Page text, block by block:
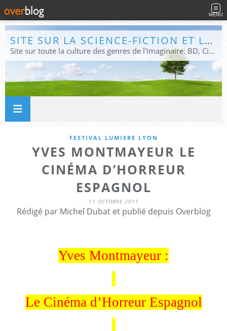
MENU
SITE SUR LA SCIENCE-FICTION ET LE FANTASTIQUE
Site sur toute la culture des genres de l'imaginaire: BD, Cinéma, Livre, Jeux, Théâtre. Présent dans les principaux festivals de film fantastique e de science-fiction, salons et conventions.
FESTIVAL LUMIERE LYON
YVES MONTMAYEUR LE
CINÉMA D’HORREUR
ESPAGNOL
11 OCTOBRE 2011
Rédigé par Michel Dubat et publié depuis Overblog
Yves Montmayeur :
Le Cinéma d’Horreur Espagnol